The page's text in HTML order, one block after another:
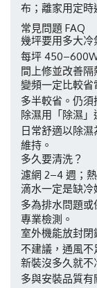
布；離家用定時
常見問題 FAQ
幾坪要用多大冷
每坪
間上修並改善隔
變頻一定比較省
多半較省。仍須
除濕用「除濕」
日常舒適以除
維持。
多久要清洗？
濾網 2–4 週；
滴水一定是缺冷
多為排水問題
專業檢測。
室外機能放封閉
不建議，通風不
新裝沒多久就不
多與安裝品質